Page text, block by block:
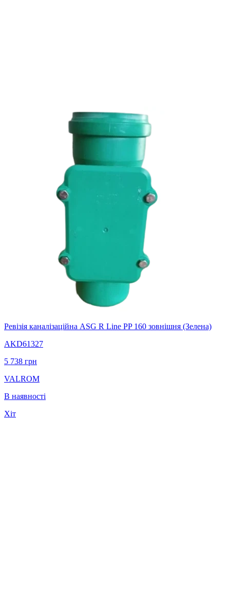
Ревізія каналізаційна ASG R Line PP 160 зовнішня (Зелена)
AKD61327
5 738 грн
VALROM
В наявності
Хіт